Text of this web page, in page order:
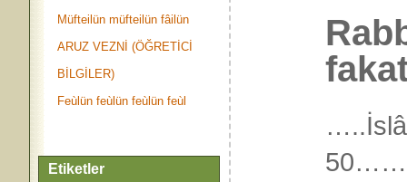
Müfteilün müfteilün fâilün
ARUZ VEZNİ (ÖĞRETİCİ
BİLGİLER)
Feùlün feùlün feùlün feùl
Etiketler